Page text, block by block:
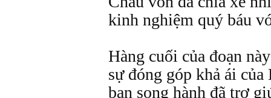
kinh nghiệm quý báu
Hàng cuối của đoạn
sự đóng góp khả ái
bạn song hành đã trợ